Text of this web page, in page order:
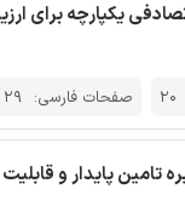
20 صفحات فارسی: 29
تامین پایدار و